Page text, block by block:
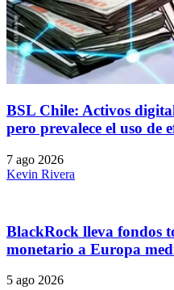
BSL Chile: Activos
pero prevalece el uso de
7 ago 2026
Kevin Rivera
BlackRock lleva fondos
monetario a Europa
5 ago 2026